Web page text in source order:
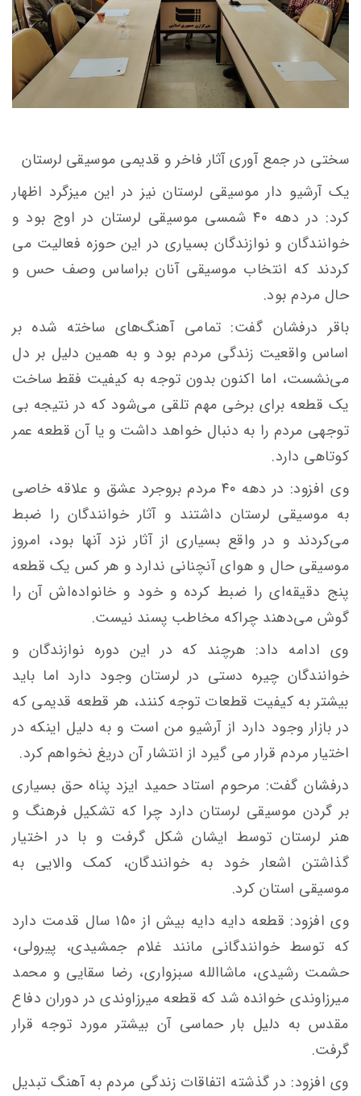
سختی در جمع آوری آثار فاخر و قدیمی موسیقی لرستان
یک آرشیو دار موسیقی لرستان نیز در این میزگرد اظهار
کرد: در دهه ۴۰ شمسی موسیقی لرستان در اوج بود و
خوانندگان و نوازندگان بسیاری در این حوزه فعالیت می
کردند که انتخاب موسیقی آنان براساس وصف حس و
حال مردم بود.
باقر درفشان گفت: تمامی آهنگ‌های ساخته شده بر
اساس واقعیت زندگی مردم بود و به همین دلیل بر دل
می‌نشست، اما اکنون بدون توجه به کیفیت فقط ساخت
یک قطعه برای برخی مهم تلقی می‌شود که در نتیجه بی
توجهی مردم را به دنبال خواهد داشت و یا آن قطعه عمر
کوتاهی دارد.
وی افزود: در دهه ۴۰ مردم بروجرد عشق و علاقه خاصی
به موسیقی لرستان داشتند و آثار خوانندگان را ضبط
می‌کردند و در واقع بسیاری از آثار نزد آنها بود، امروز
موسیقی حال و هوای آنچنانی ندارد و هر کس یک قطعه
پنج دقیقه‌ای را ضبط کرده و خود و خانواده‌اش آن را
گوش می‌دهند چراکه مخاطب پسند نیست.
وی ادامه داد: هرچند که در این دوره نوازندگان و
خوانندگان چیره دستی در لرستان وجود دارد اما باید
بیشتر به کیفیت قطعات توجه کنند، هر قطعه قدیمی که
در بازار وجود دارد از آرشیو من است و به دلیل اینکه در
اختیار مردم قرار می گیرد از انتشار آن دریغ نخواهم کرد.
درفشان گفت: مرحوم استاد حمید ایزد پناه حق بسیاری
بر گردن موسیقی لرستان دارد چرا که تشکیل فرهنگ و
هنر لرستان توسط ایشان شکل گرفت و با در اختیار
گذاشتن اشعار خود به خوانندگان، کمک والایی به
موسیقی استان کرد.
وی افزود: قطعه دایه دایه بیش از ۱۵۰ سال قدمت دارد
که توسط خوانندگانی مانند غلام جمشیدی، پیرولی،
حشمت رشیدی، ماشاالله سبزواری، رضا سقایی و محمد
میرزاوندی خوانده شد که قطعه میرزاوندی در دوران دفاع
مقدس به دلیل بار حماسی آن بیشتر مورد توجه قرار
گرفت.
وی افزود: در گذشته اتفاقات زندگی مردم به آهنگ تبدیل